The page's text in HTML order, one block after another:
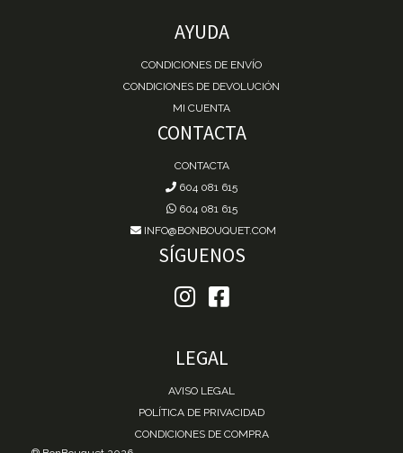
AYUDA
CONDICIONES DE ENVÍO
CONDICIONES DE DEVOLUCIÓN
MI CUENTA
CONTACTA
CONTACTA
604 081 615
604 081 615
INFO@BONBOUQUET.COM
SÍGUENOS
LEGAL
AVISO LEGAL
POLÍTICA DE PRIVACIDAD
CONDICIONES DE COMPRA